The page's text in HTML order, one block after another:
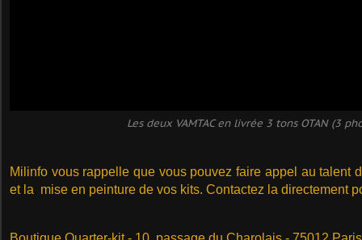
Les deux VAMTAC en livrée 3 tons OTAN (3
Milinfo vous rappelle que vous pouvez faire appel au talent
et la mise en peinture de vos kits. Contactez la directement